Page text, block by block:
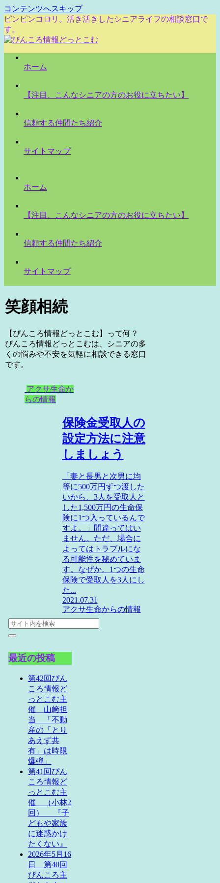
コンテンツへスキップ
ピンピンコロリ。活き活きしたシニアライフの相談窓口で
す。
ホーム
【注目、こんなシニアの方のお役に立ちたい】
信頼する仲間たち紹介
サイトマップ
ホーム
【注目、こんなシニアの方のお役に立ちたい】
信頼する仲間たち紹介
サイトマップ
笑顔相続
【ぴんころ情報どっとこむ】って何？
ぴんころ情報どっとこむは、シニアの多
くの悩みや不安を気軽に相談できる窓口
です。
アクサ生命か
らの情報
保険金受取人の
設定方法に注意
しましょう
「妻と長男と次男に均
等に500万円ずつ渡した
いから、3人を受取人と
した1,500万円の生命保
険に1つ入っているんで
すよ。」間違ってはい
ません。ただ、場合に
よってはトラブルにな
る可能性を秘めていま
す。なぜか。1つの生命
保険で受取人を3人にし
た...
2021.07.31
アクサ生命からの情報
最近の投稿
第42回ぴん
ころ情報ど
っとこむ主
催 山﨑担
当 「不動
産の「とり
あえず共
有」は時限
爆弾」
第41回ぴん
ころ情報ど
っとこむ主
催 （小林2
回） 『子
どもや家族
に迷惑かけ
たくない』
2026年5月16
日 第40回
ぴんころ主